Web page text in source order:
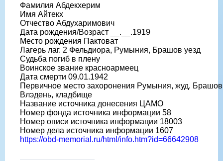
Фамилия Абдекхерим
Имя Айтекх
Отчество Абдухаримович
Дата рождения/Возраст __.__.1919
Место рождения Пактоват
Лагерь лаг. 2 Фельдиора, Румыния, Брашов уезд
Судьба погиб в плену
Воинское звание красноармеец
Дата смерти 09.01.1942
Первичное место захоронения Румыния, жуд.
Влэдень, кладбище
Название источника донесения ЦАМО
Номер фонда источника информации 58
Номер описи источника информации 18003
Номер дела источника информации 1607
https://obd-memorial.ru/html/info.htm?id=66642908